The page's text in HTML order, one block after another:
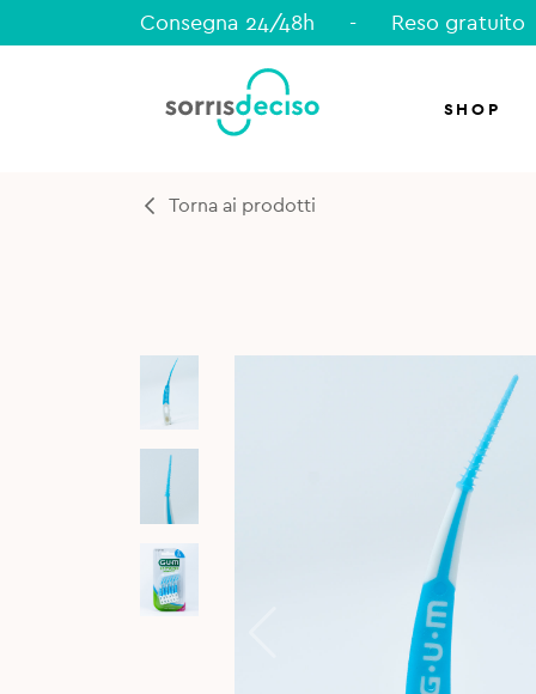
Consegna 24/48h - Reso gratuito
SHOP
Torna ai prodotti